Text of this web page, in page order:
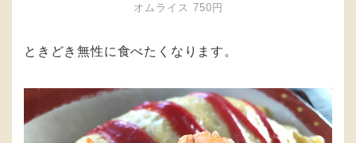
オムライス 750円
ときどき無性に食べたくなります。